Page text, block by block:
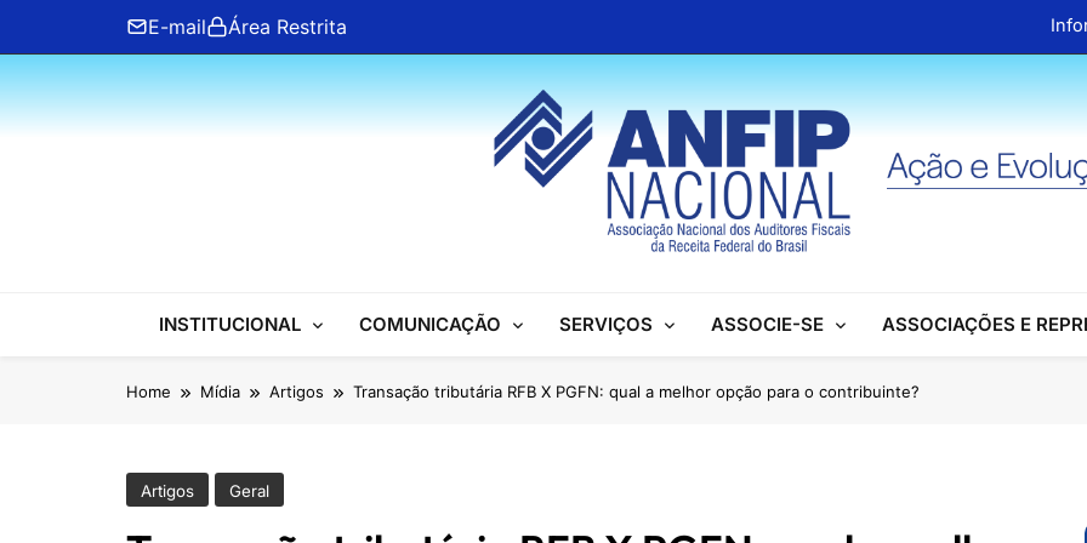
content
E-mail Área Restrita
ANFIP Nacional recebe visita da superintendente
Preparativos para o XIX Encontro
Almoço em homenagem ao Dia
Preparativos para o XIX Encontro
Almoço em homenagem ao Dia
ANFIP Nacional
INSTITUCIONAL COMUNICAÇÃO SERVIÇOS ASSOCIE-SE ASSOCIAÇÕES E
Home Mídia Artigos Transação tributária RFB X PGFN: qual a melhor opção para o contribuinte?
Artigos Geral